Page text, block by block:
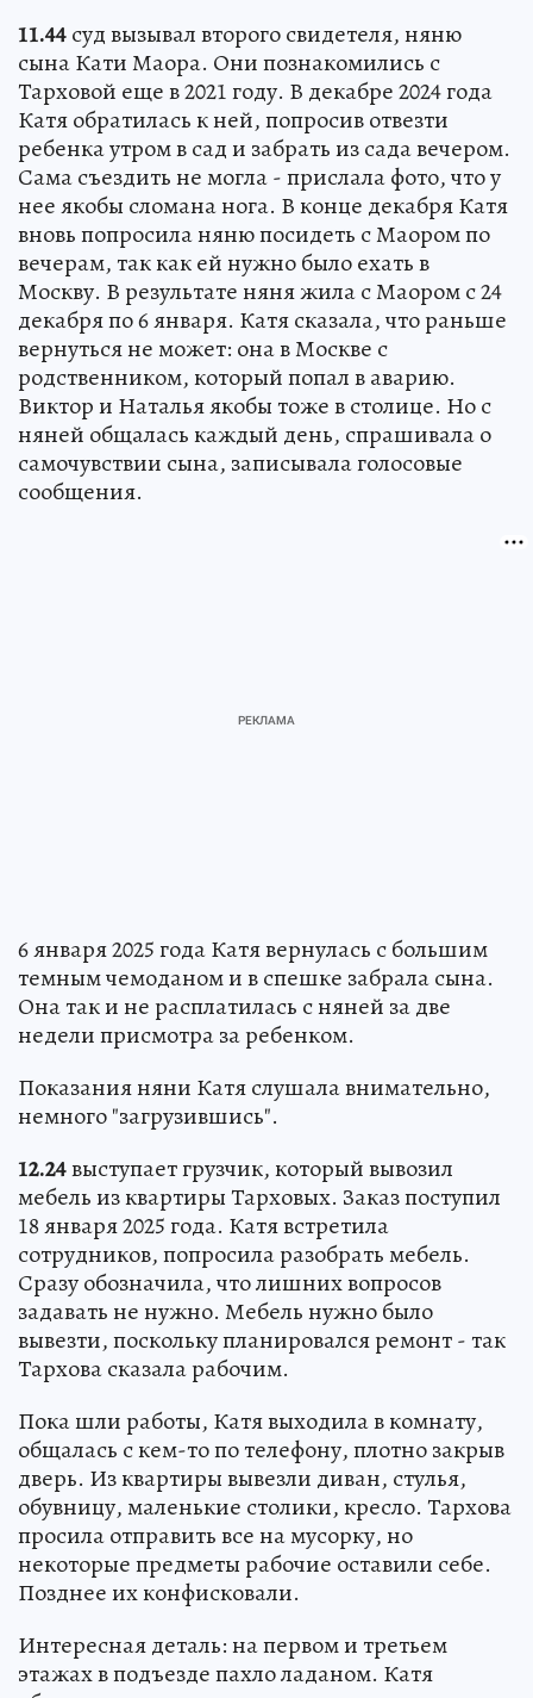
11.44суд вызывал второго свидетеля, няню
сына Кати Маора. Они познакомились с
Тарховой еще в 2021 году. В декабре 2024 года
Катя обратилась к ней, попросив отвезти
ребенка утром в сад и забрать из сада вечером.
Сама съездить не могла - прислала фото, что у
нее якобы сломана нога. В конце декабря Катя
вновь попросила няню посидеть с Маором по
вечерам, так как ей нужно было ехать в
Москву. В результате няня жила с Маором с 24
декабря по 6 января. Катя сказала, что раньше
вернуться не может: она в Москве с
родственником, который попал в аварию.
Виктор и Наталья якобы тоже в столице. Но с
няней общалась каждый день, спрашивала о
самочувствии сына, записывала голосовые
сообщения.
6 января 2025 года Катя вернулась с большим
темным чемоданом и в спешке забрала сына.
Она так и не расплатилась с няней за две
недели присмотра за ребенком.
Показания няни Катя слушала внимательно,
немного "загрузившись".
12.24выступает грузчик, который вывозил
мебель из квартиры Тарховых. Заказ поступил
18 января 2025 года. Катя встретила
сотрудников, попросила разобрать мебель.
Сразу обозначила, что лишних вопросов
задавать не нужно. Мебель нужно было
вывезти, поскольку планировался ремонт - так
Тархова сказала рабочим.
Пока шли работы, Катя выходила в комнату,
общалась с кем-то по телефону, плотно закрыв
дверь. Из квартиры вывезли диван, стулья,
обувницу, маленькие столики, кресло. Тархова
просила отправить все на мусорку, но
некоторые предметы рабочие оставили себе.
Позднее их конфисковали.
Интересная деталь: на первом и третьем
этажах в подъезде пахло ладаном. Катя